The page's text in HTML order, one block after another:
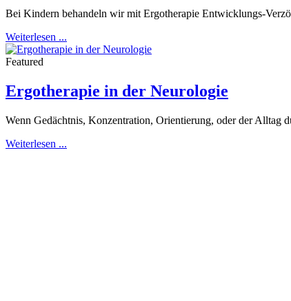
Bei Kindern behandeln wir mit Ergotherapie Entwicklungs-
Weiterlesen ...
Featured
Ergotherapie in der Neurologie
Wenn Gedächtnis, Konzentration, Orientierung, oder der Alltag
Weiterlesen ...